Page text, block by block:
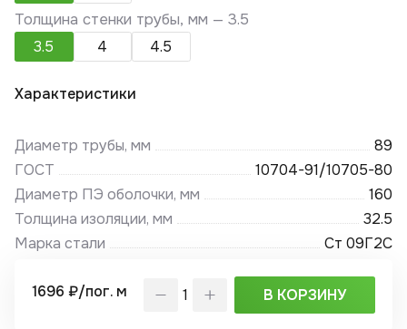
Толщина стенки трубы, мм —3.5
3.5
4 4.5
Характеристики
Диаметр трубы, мм
89
ГОСТ
10704-91/10705-80
Диаметр ПЭ оболочки, мм
160
Толщина изоляции, мм
32.5
Марка стали
Ст 09Г2С
1696 ₽/пог. м В КОРЗИНУ